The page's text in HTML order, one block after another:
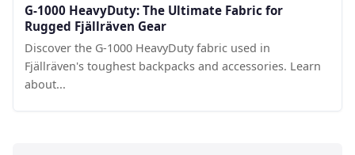
G-1000 HeavyDuty: The Ultimate Fabric for
Rugged Fjällräven Gear
Discover the G-1000 HeavyDuty fabric used in
Fjällräven's toughest backpacks and accessories. Learn
about...